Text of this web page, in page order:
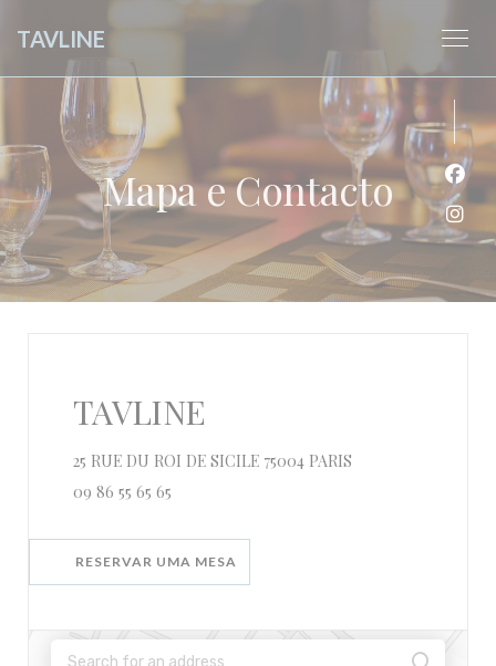
TAVLINE
Mapa e Contacto
TAVLINE
25 RUE DU ROI DE SICILE 75004 PARIS
09 86 55 65 65
RESERVAR UMA MESA